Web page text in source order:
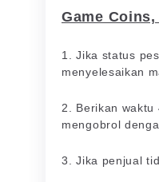
Game
1. Jika status
menyelesaikan
2. Berikan
mengobrol
3. Jika penjual